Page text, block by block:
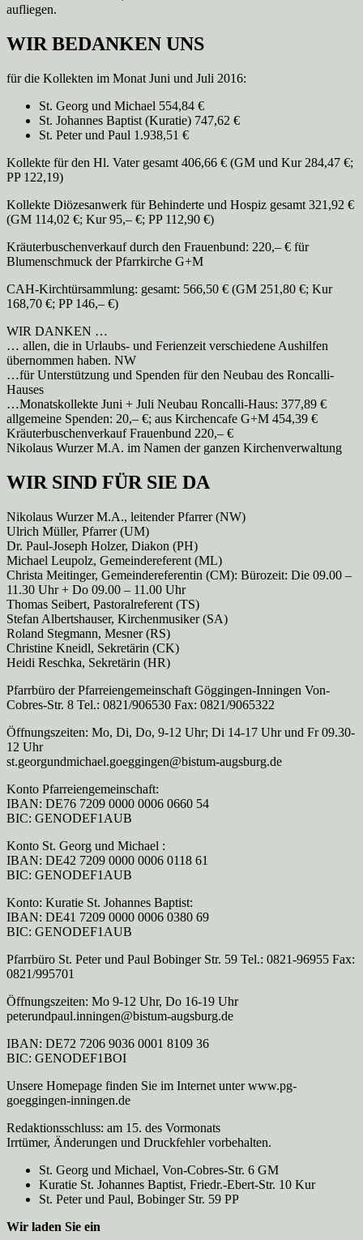
aufliegen.
WIR BEDANKEN UNS
für die Kollekten im Monat Juni und Juli 2016:
St. Georg und Michael 554,84 €
St. Johannes Baptist (Kuratie) 747,62 €
St. Peter und Paul 1.938,51 €
Kollekte für den Hl. Vater gesamt 406,66 € (GM und Kur 284,47 €;
PP 122,19)
Kollekte Diözesanwerk für Behinderte und Hospiz gesamt 321,92 €
(GM 114,02 €; Kur 95,– €; PP 112,90 €)
Kräuterbuschenverkauf durch den Frauenbund: 220,– € für
Blumenschmuck der Pfarrkirche G+M
CAH-Kirchtürsammlung: gesamt: 566,50 € (GM 251,80 €; Kur
168,70 €; PP 146,– €)
WIR DANKEN …
… allen, die in Urlaubs- und Ferienzeit verschiedene Aushilfen
übernommen haben. NW
…für Unterstützung und Spenden für den Neubau des Roncalli-
Hauses
…Monatskollekte Juni + Juli Neubau Roncalli-Haus: 377,89 €
allgemeine Spenden: 20,– €; aus Kirchencafe G+M 454,39 €
Kräuterbuschenverkauf Frauenbund 220,– €
Nikolaus Wurzer M.A. im Namen der ganzen Kirchenverwaltung
WIR SIND FÜR SIE DA
Nikolaus Wurzer M.A., leitender Pfarrer (NW)
Ulrich Müller, Pfarrer (UM)
Dr. Paul-Joseph Holzer, Diakon (PH)
Michael Leupolz, Gemeindereferent (ML)
Christa Meitinger, Gemeindereferentin (CM): Bürozeit: Die 09.00 –
11.30 Uhr + Do 09.00 – 11.00 Uhr
Thomas Seibert, Pastoralreferent (TS)
Stefan Albertshauser, Kirchenmusiker (SA)
Roland Stegmann, Mesner (RS)
Christine Kneidl, Sekretärin (CK)
Heidi Reschka, Sekretärin (HR)
Pfarrbüro der Pfarreiengemeinschaft Göggingen-Inningen Von-
Cobres-Str. 8 Tel.: 0821/906530 Fax: 0821/9065322
Öffnungszeiten: Mo, Di, Do, 9-12 Uhr; Di 14-17 Uhr und Fr 09.30-
12 Uhr
st.georgundmichael.goeggingen@bistum-augsburg.de
Konto Pfarreiengemeinschaft:
IBAN: DE76 7209 0000 0006 0660 54
BIC: GENODEF1AUB
Konto St. Georg und Michael :
IBAN: DE42 7209 0000 0006 0118 61
BIC: GENODEF1AUB
Konto: Kuratie St. Johannes Baptist:
IBAN: DE41 7209 0000 0006 0380 69
BIC: GENODEF1AUB
Pfarrbüro St. Peter und Paul Bobinger Str. 59 Tel.: 0821-96955 Fax:
0821/995701
Öffnungszeiten: Mo 9-12 Uhr, Do 16-19 Uhr
peterundpaul.inningen@bistum-augsburg.de
IBAN: DE72 7206 9036 0001 8109 36
BIC: GENODEF1BOI
Unsere Homepage finden Sie im Internet unter www.pg-
goeggingen-inningen.de
Redaktionsschluss: am 15. des Vormonats
Irrtümer, Änderungen und Druckfehler vorbehalten.
St. Georg und Michael, Von-Cobres-Str. 6 GM
Kuratie St. Johannes Baptist, Friedr.-Ebert-Str. 10 Kur
St. Peter und Paul, Bobinger Str. 59 PP
Wir laden Sie ein